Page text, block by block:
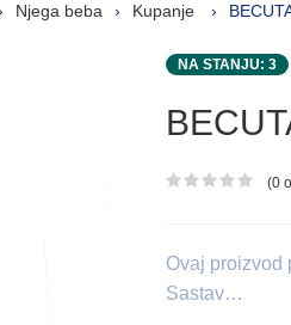
Njega beba Kupanje
NA STANJU: 3
Ocjena
(0
Ovаj proizvod
Sаstаv…